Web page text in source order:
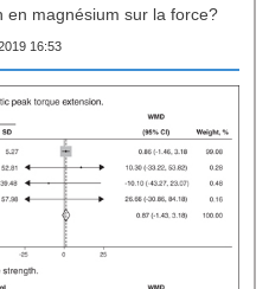
en magnésium sur la force?
16:53